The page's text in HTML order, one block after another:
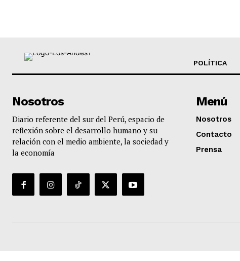
POLÍTICA
Nosotros
Diario referente del sur del Perú, espacio de
reflexión sobre el desarrollo humano y su
relación con el medio ambiente, la sociedad y
la economía
Menú
Nosotros
Contacto
Prensa